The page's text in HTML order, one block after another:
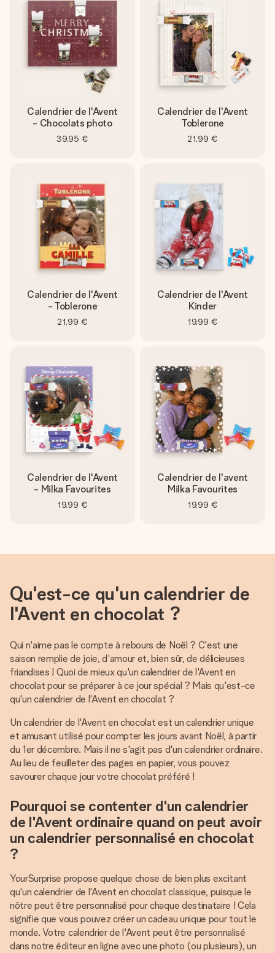
Créez quelque chose d’unique en quelques étapes – avec
son prénom, votre photo ou un message qui touche le cœur.
Sans complications, juste tout l’amour pour le moment idéal.
Calendrier de l'Avent
- Chocolats photo
39,95 €
Calendrier de l'Avent
Toblerone
21,99 €
Calendrier de l'Avent
- Toblerone
21,99 €
Calendrier de l'Avent
Kinder
19,99 €
Calendrier de l'Avent
- Milka Favourites
19,99 €
Calendrier de l'avent
Milka Favourites
19,99 €
Qu'est-ce qu'un calendrier de
l'Avent en chocolat ?
Qui n'aime pas le compte à rebours de Noël ? C'est une
saison remplie de joie, d'amour et, bien sûr, de délicieuses
friandises ! Quoi de mieux qu'un calendrier de l'Avent en
chocolat pour se préparer à ce jour spécial ? Mais qu'est-ce
qu'un calendrier de l'Avent en chocolat ?
Un calendrier de l'Avent en chocolat est un calendrier unique
et amusant utilisé pour compter les jours avant Noël, à partir
du 1er décembre. Mais il ne s'agit pas d'un calendrier ordinaire.
Au lieu de feuilleter des pages en papier, vous pouvez
savourer chaque jour votre chocolat préféré !
Pourquoi se contenter d'un calendrier
de l'Avent ordinaire quand on peut avoir
un calendrier personnalisé en chocolat
?
YourSurprise propose quelque chose de bien plus excitant
qu'un calendrier de l'Avent en chocolat classique, puisque le
nôtre peut être personnalisé pour chaque destinataire ! Cela
signifie que vous pouvez créer un cadeau unique pour tout le
monde. Votre calendrier de l'Avent peut être personnalisé
dans notre éditeur en ligne avec une photo (ou plusieurs), un